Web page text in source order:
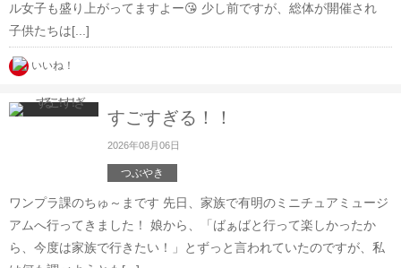
社内環境UP! (261)
懇親会
家族 (317)
つぶやき(1101)
グルメ(473)
ル女子も盛り上がってますよー😘 少し前ですが、総体が開催され
子供たちは[...]
いいね！
すごすぎる！！
2026年08月06日
つぶやき
ワンプラ課のちゅ～まです 先日、家族で有明のミニチュアミュージ
アムへ行ってきました！ 娘から、「ばぁばと行って楽しかったか
ら、今度は家族で行きたい！」とずっと言われていたのですが、私